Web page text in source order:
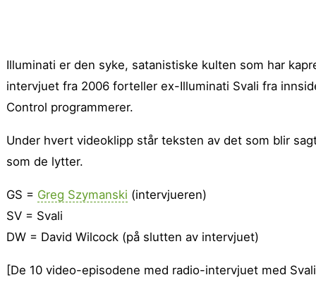
Illuminati er den syke, satanistiske kulten som har
intervjuet fra 2006 forteller ex-Illuminati Svali fra
Control programmerer.
Under hvert videoklipp står teksten av det som blir
som de lytter.
GS = Greg Szymanski (intervjueren)
SV = Svali
DW = David Wilcock (på slutten av intervjuet)
[De 10 video-episodene med radio-intervjuet med